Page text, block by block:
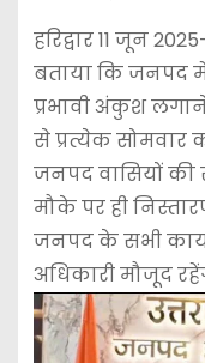
हरिद्वार 11 जून
बताया कि जनपद में
प्रभावी अंकुश
से प्रत्येक सोमवार
जनपद वासियों
मौके पर ही
जनपद के सभी
अधिकारी मौजूद